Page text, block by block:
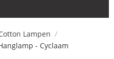
Lampen /
- Cyclaam